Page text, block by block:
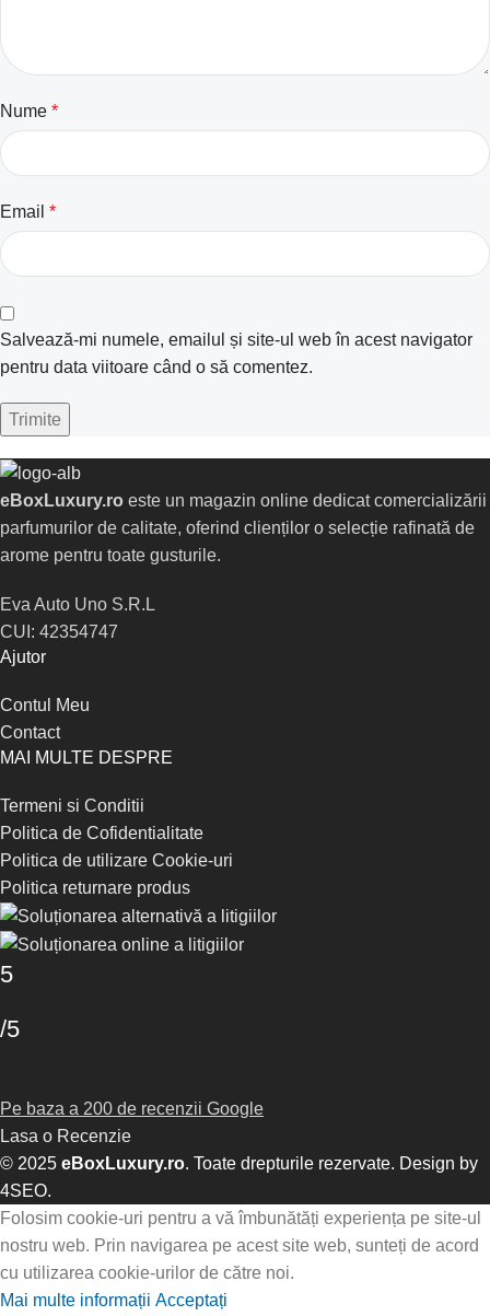
Nume *
Email *
Salvează-mi numele, emailul și site-ul web în acest navigator
pentru data viitoare când o să comentez.
eBoxLuxury.ro este un magazin online dedicat comercializării
parfumurilor de calitate, oferind clienților o selecție rafinată de
arome pentru toate gusturile.
Eva Auto Uno S.R.L
CUI: 42354747
Ajutor
Contul Meu
Contact
MAI MULTE DESPRE
Termeni si Conditii
Politica de Cofidentialitate
Politica de utilizare Cookie-uri
Politica returnare produs
5
/5
Pe baza a 200 de recenzii Google
Lasa o Recenzie
© 2025 eBoxLuxury.ro. Toate drepturile rezervate. Design by
4SEO.
Folosim cookie-uri pentru a vă îmbunătăți experiența pe site-ul
nostru web. Prin navigarea pe acest site web, sunteți de acord
cu utilizarea cookie-urilor de către noi.
Mai multe informații Acceptați